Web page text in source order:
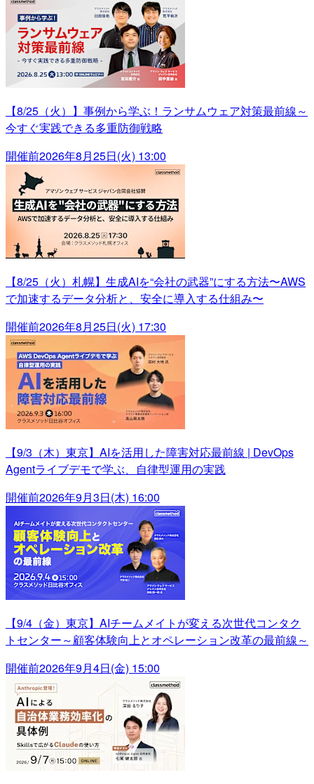
【8/25（火）】事例から学ぶ！ランサムウェア対策最前線～
今すぐ実践できる多重防御戦略
開催前2026年8月25日(火) 13:00
【8/25（火）札幌】生成AIを“会社の武器”にする方法〜AWS
で加速するデータ分析と、安全に導入する仕組み〜
開催前2026年8月25日(火) 17:30
【9/3（木）東京】AIを活用した障害対応最前線 | DevOps
Agentライブデモで学ぶ、自律型運用の実践
開催前2026年9月3日(木) 16:00
【9/4（金）東京】AIチームメイトが変える次世代コンタク
トセンター～顧客体験向上とオペレーション改革の最前線～
開催前2026年9月4日(金) 15:00